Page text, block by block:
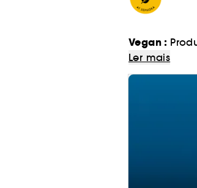
Vegan :
Ler mais